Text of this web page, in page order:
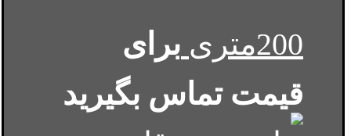
200متری
برای
قیمت تماس بگیرید